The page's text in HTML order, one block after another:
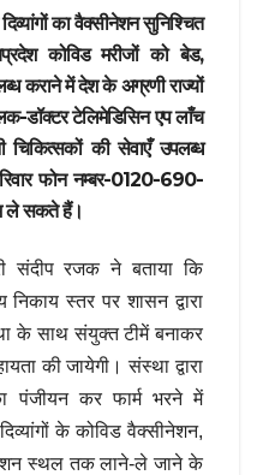
का वैक्सीनेशन सुनिश्चित
कोविड मरीजों को बेड,
कराने में देश के अग्रणी राज्यों
डॉक्टर टेलिमेडिसिन एप लाँच
चिकित्सकों की सेवाएँ उपलब्ध
फोन नम्बर-0120-690-
ले सकते हैं।
संदीप रजक ने बताया कि
स्तर पर शासन द्वारा
के साथ संयुक्त टीमें बनाकर
की जायेगी। संस्था द्वारा
पंजीयन कर फार्म भरने में
के कोविड वैक्सीनेशन,
स्थल तक लाने-ले जाने के